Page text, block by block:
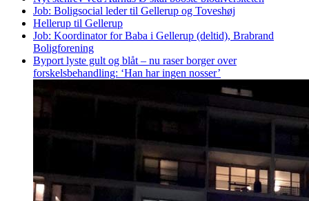
Job: Boligsocial leder til Gellerup og Toveshøj
Hellerup til Gellerup
Job: Koordinator for Baba i Gellerup (deltid), Brabrand
Boligforening
Byport lyste gult og blåt – nu raser borger over
forskelsbehandling: ‘Han har ingen nosser’